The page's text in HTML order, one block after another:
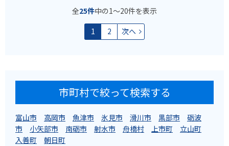
全25件中の1〜20件を表示
1
2 次へ
市町村で絞って検索する
富山市 高岡市 魚津市 氷見市 滑川市 黒部市
砺波
市
小矢部市 南砺市 射水市 舟橋村 上市町
立山町
入善町
朝日町